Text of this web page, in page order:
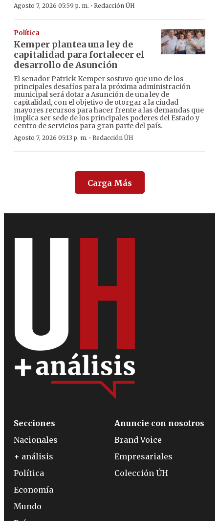
Agosto 7, 2026 05:59 p. m. · Redacción ÚH
Política
Kemper plantea una ley de
capitalidad para fortalecer el
desarrollo de Asunción
El senador Patrick Kemper sostuvo que uno de los
principales desafíos para la próxima administración
municipal será dotar a Asunción de una ley de
capitalidad, con el objetivo de otorgar a la ciudad
mayores recursos para hacer frente a las demandas que
implica ser sede de los principales poderes del Estado y
centro de servicios para gran parte del país.
Agosto 7, 2026 05:13 p. m. · Redacción ÚH
Carga Más
Secciones
Nacionales
+ análisis
Política
Economía
Mundo
Anuncie con nosotros
Brand Voice
Empresariales
Colección ÚH